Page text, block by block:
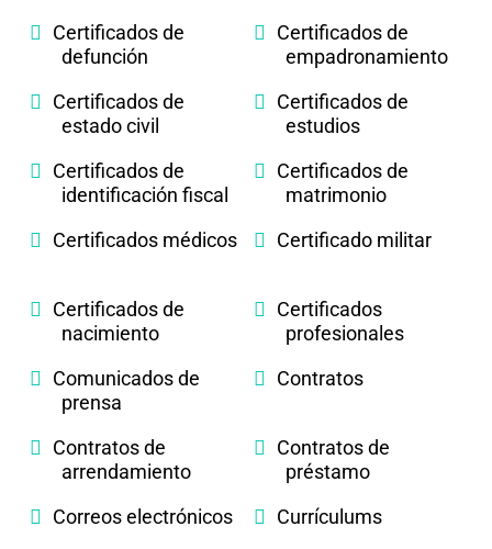
Certificados de
defunción
Certificados de
empadronamiento
Certificados de
estado civil
Certificados de
estudios
Certificados de
identificación fiscal
Certificados de
matrimonio
Certificados médicos
Certificado militar
Certificados de
nacimiento
Certificados
profesionales
Comunicados de
prensa
Contratos
Contratos de
arrendamiento
Contratos de
préstamo
Correos electrónicos
Currículums